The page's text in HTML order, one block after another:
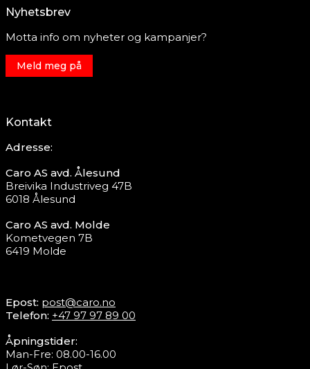
Nyhetsbrev
Motta info om nyheter og kampanjer?
Meld meg på
Kontakt
Adresse:
Caro AS avd. Ålesund
Breivika Industriveg 47B
6018 Ålesund
Caro AS avd. Molde
Kometvegen 7B
6419 Molde
Epost: post@caro.no
Telefon: +47 97 97 89 00
Åpningstider:
Man-Fre: 08.00-16.00